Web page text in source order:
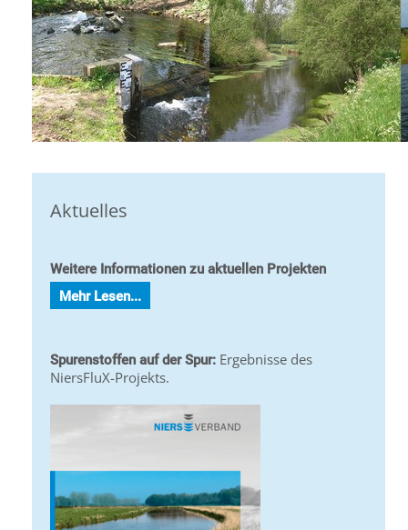
Aktuelles
Weitere Informationen zu aktuellen Projekten
Mehr Lesen...
Spurenstoffen auf der Spur: Ergebnisse des
NiersFluX-Projekts.